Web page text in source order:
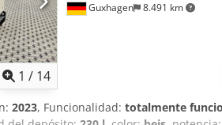
1 / 14
Guxhagen 8.491 km
2023, Funcionalidad: totalmente